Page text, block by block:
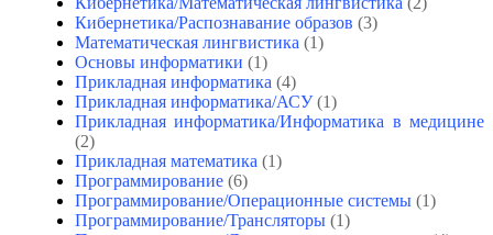
Кибернетика/Распознавание образов (3)
Математическая лингвистика (1)
Основы информатики (1)
Прикладная информатика (4)
Прикладная информатика/АСУ (1)
Прикладная информатика/Информатика в медицине
(2)
Прикладная математика (1)
Программирование (6)
Программирование/Операционные системы (1)
Программирование/Трансляторы (1)